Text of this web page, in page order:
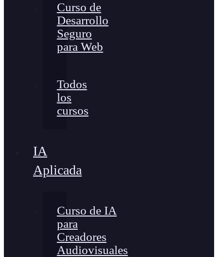
Curso de
Desarrollo
Seguro
para Web
Todos
los
cursos
IA
Aplicada
Curso de IA
para
Creadores
Audiovisuales